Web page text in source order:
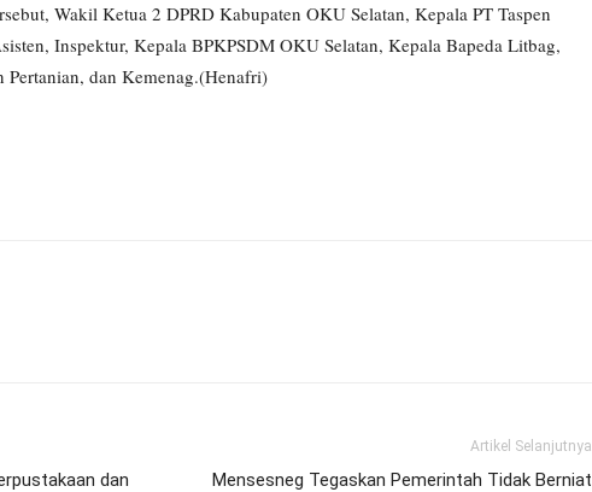
Wakil Ketua 2 DPRD Kabupaten OKU Selatan, Kepala PT Taspen
Inspektur, Kepala BPKPSDM OKU Selatan, Kepala Bapeda Litbag,
dan Kemenag.(Henafri)
dan
Artikel Selanjutnya
Mensesneg Tegaskan Pemerintah Tidak Berniat